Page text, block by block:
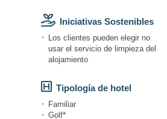
Iniciativas Sostenibles
Los clientes pueden elegir no
usar el servicio de limpieza del
alojamiento
Tipología de hotel
Familiar
Golf*